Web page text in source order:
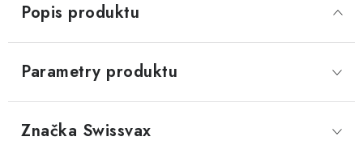
Popis produktu
Parametry produktu
Značka Swissvax